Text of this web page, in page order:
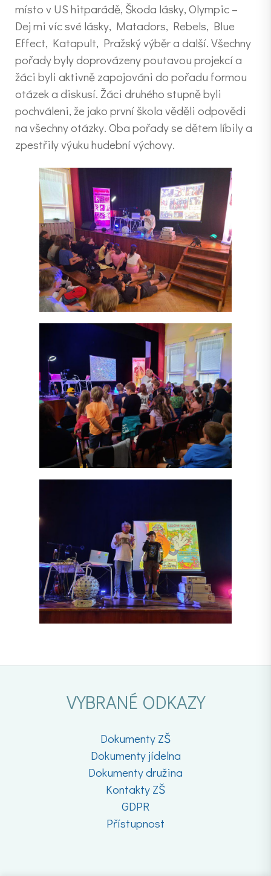
místo v US hitparádě, Škoda lásky, Olympic –
Dej mi víc své lásky, Matadors, Rebels, Blue
Effect, Katapult, Pražský výběr a další. Všechny
pořady byly doprovázeny poutavou projekcí a
žáci byli aktivně zapojováni do pořadu formou
otázek a diskusí. Žáci druhého stupně byli
pochváleni, že jako první škola věděli odpovědi
na všechny otázky. Oba pořady se dětem líbily a
zpestřily výuku hudební výchovy.
VYBRANÉ ODKAZY
Dokumenty ZŠ
Dokumenty jídelna
Dokumenty družina
Kontakty ZŠ
GDPR
Přístupnost